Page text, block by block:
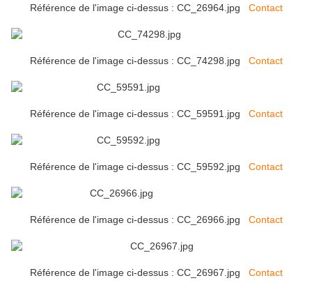
Référence de l'image ci-dessus : CC_26964.jpg Contact
Référence de l'image ci-dessus : CC_74298.jpg Contact
Référence de l'image ci-dessus : CC_59591.jpg Contact
Référence de l'image ci-dessus : CC_59592.jpg Contact
Référence de l'image ci-dessus : CC_26966.jpg Contact
Référence de l'image ci-dessus : CC_26967.jpg Contact